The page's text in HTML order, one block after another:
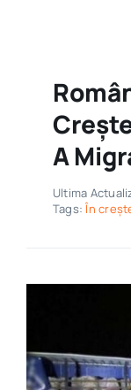
A
Ultima
Tags:În